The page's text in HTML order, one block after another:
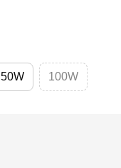
50W 100W